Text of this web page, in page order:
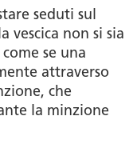
seduti sul
vescica non si sia
se una
attraverso
che
la minzione